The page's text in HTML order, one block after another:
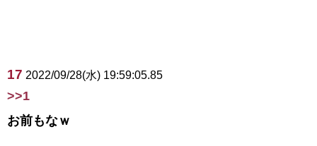
17 2022/09/28(水) 19:59:05.85
>>1
お前もなｗ